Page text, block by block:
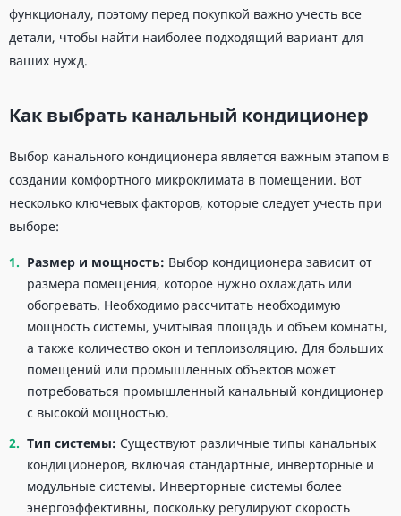
функционалу, поэтому перед покупкой важно учесть все
детали, чтобы найти наиболее подходящий вариант для
ваших нужд.
Как выбрать канальный кондиционер
Выбор канального кондиционера является важным этапом в
создании комфортного микроклимата в помещении. Вот
несколько ключевых факторов, которые следует учесть при
выборе:
Размер и мощность: Выбор кондиционера зависит от
размера помещения, которое нужно охлаждать или
обогревать. Необходимо рассчитать необходимую
мощность системы, учитывая площадь и объем комнаты,
а также количество окон и теплоизоляцию. Для больших
помещений или промышленных объектов может
потребоваться промышленный канальный кондиционер
с высокой мощностью.
Тип системы: Существуют различные типы канальных
кондиционеров, включая стандартные, инверторные и
модульные системы. Инверторные системы более
энергоэффективны, поскольку регулируют скорость